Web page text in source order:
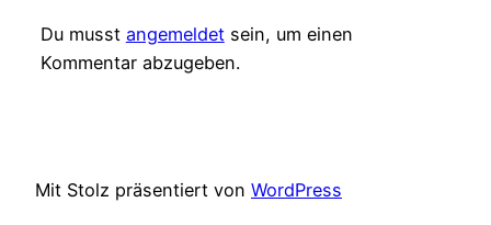
Du musst angemeldetsein, um einen
Kommentar abzugeben.
Mit Stolz präsentiert von WordPress